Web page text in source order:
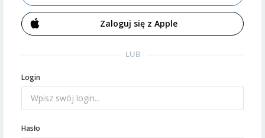
Zaloguj się z Apple
LUB
Login
Hasło